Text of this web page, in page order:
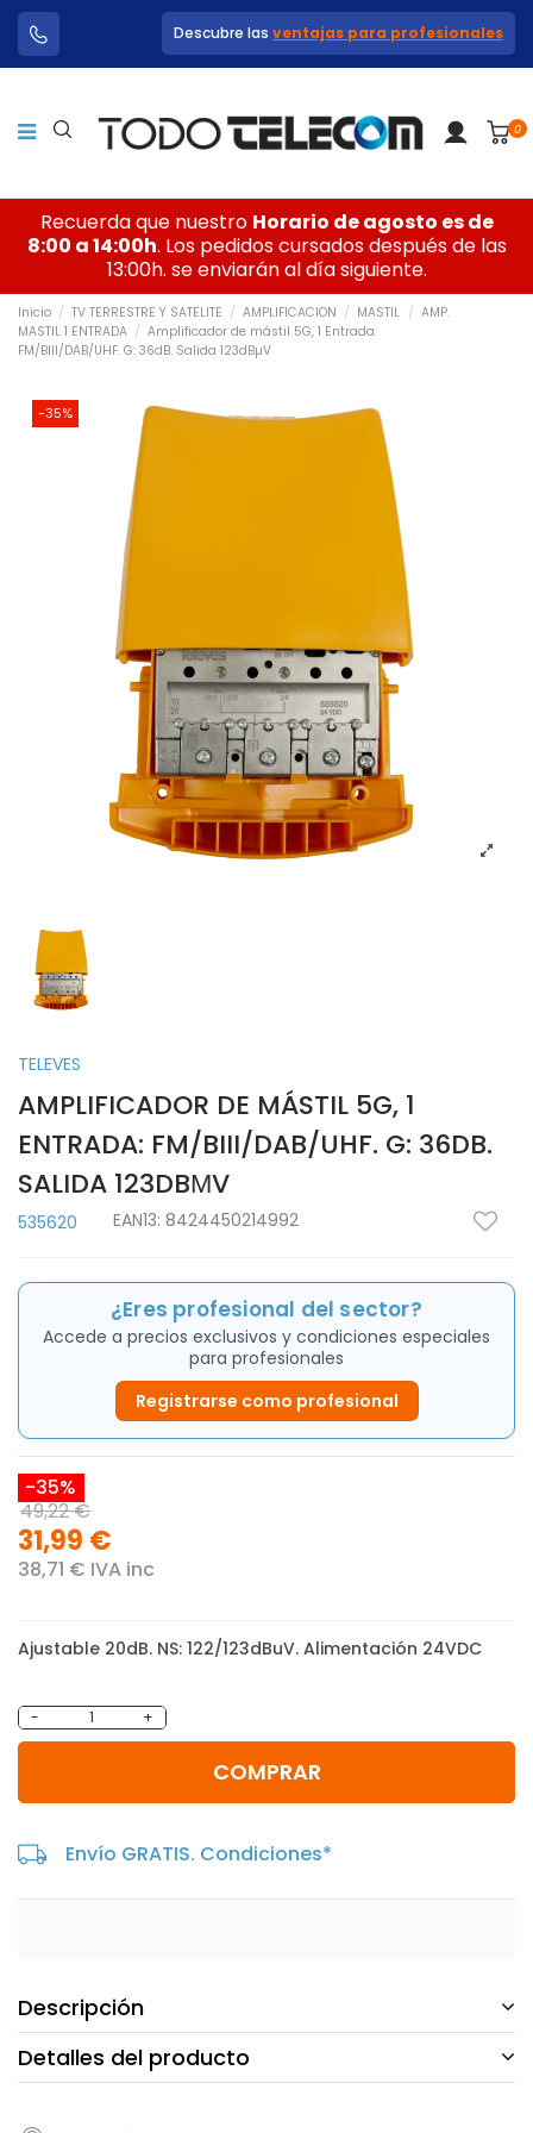
Descubre las ventajas para profesionales
0
Recuerda que nuestro Horario de agosto es de
8:00 a 14:00h. Los pedidos cursados después de las
13:00h. se enviarán al día siguiente.
Inicio TV TERRESTRE Y SATELITE AMPLIFICACION MASTIL
AMP.
MASTIL 1 ENTRADA
Amplificador de mástil 5G, 1 Entrada:
FM/BIII/DAB/UHF. G: 36dB. Salida 123dBµV
-35%
TELEVES
AMPLIFICADOR DE MÁSTIL 5G, 1
ENTRADA: FM/BIII/DAB/UHF. G: 36DB.
SALIDA 123DBΜV
535620 EAN13: 8424450214992
¿Eres profesional del sector?
Accede a precios exclusivos y condiciones especiales
para profesionales
Registrarse como profesional
-35%
49,22 €
31,99 €
38,71 € IVA inc
Ajustable 20dB. NS: 122/123dBuV. Alimentación 24VDC
- +
COMPRAR
Envío GRATIS. Condiciones*
Descripción
Detalles del producto